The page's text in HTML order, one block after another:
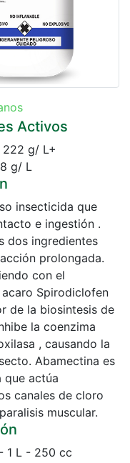
Activos
g/ L+
g/ L
insecticida que
e ingestión .
dos ingredientes
prolongada.
con el
Spirodiclofen
de la biosintesis de
la coenzima
, causando la
Abamectina es
que actúa
canales de cloro
muscular.
1 L - 250 cc